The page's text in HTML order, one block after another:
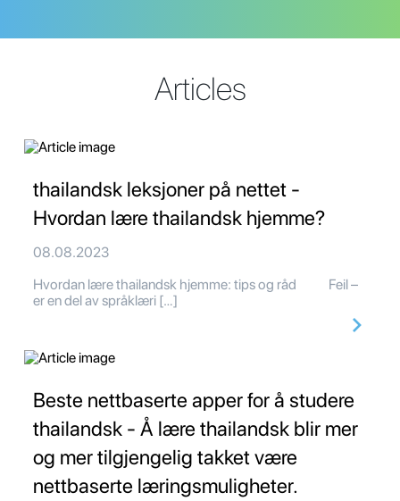
Articles
thailandsk leksjoner på nettet -
Hvordan lære thailandsk hjemme?
08.08.2023
Hvordan lære thailandsk hjemme: tips og råd Feil –
er en del av språklæri […]
Beste nettbaserte apper for å studere
thailandsk - Å lære thailandsk blir mer
og mer tilgjengelig takket være
nettbaserte læringsmuligheter.